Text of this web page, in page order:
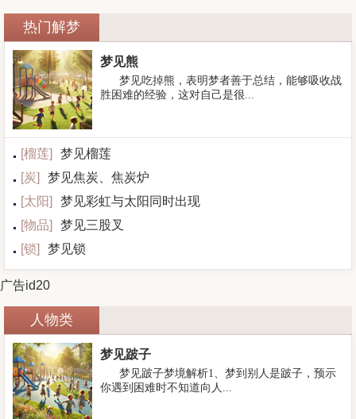
热门解梦
梦见熊
梦见吃掉熊，表明梦者善于总结，能够吸收战
胜困难的经验，这对自己是很...
[榴莲]
梦见榴莲
[炭]
梦见焦炭、焦炭炉
[太阳]
梦见彩虹与太阳同时出现
[物品]
梦见三股叉
[锁] 梦见锁
广告id20
人物类
梦见跛子
梦见跛子梦境解析1、梦到别人是跛子，预示
你遇到困难时不知道向人...